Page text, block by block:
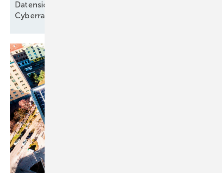
Datensicherheit: „Wir betrachten nicht nur den
Cyberraum“